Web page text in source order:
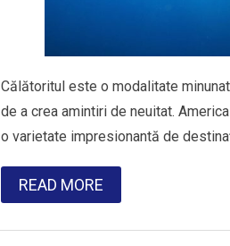
Călătoritul este o modalitate
de a crea amintiri de neuitat.
o varietate impresionantă de
READ MORE